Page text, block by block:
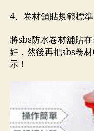
4、卷材舖貼規範標準
將sbs防水卷材舖貼
好，然後再把sbs卷
示！